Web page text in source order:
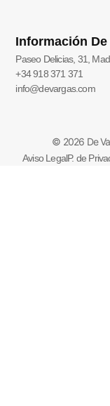
Información
Paseo Delicias, 31,
+34 918 371 371
info@devargas.com
© 2026 De
Aviso LegalP. de